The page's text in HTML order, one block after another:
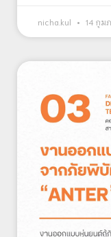
nicha.kul 14 กุม